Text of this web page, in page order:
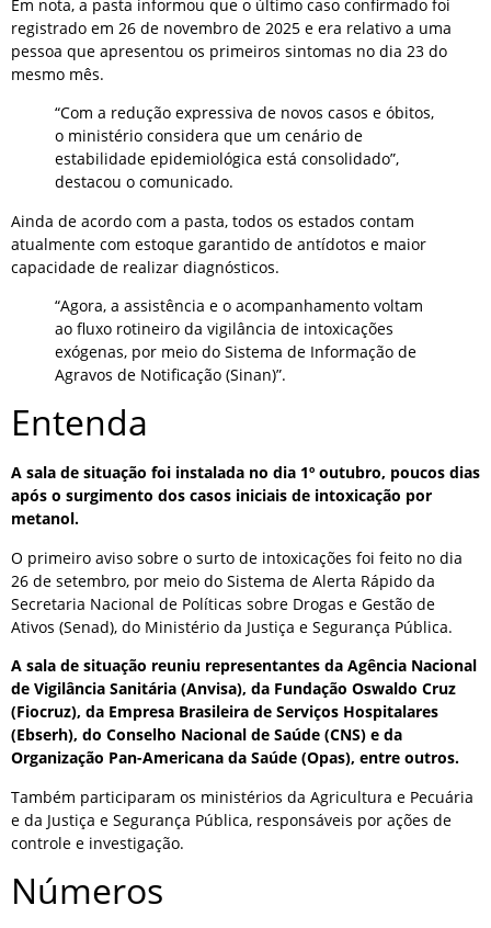
Em nota, a pasta informou que o último caso confirmado foi
registrado em 26 de novembro de 2025 e era relativo a uma
pessoa que apresentou os primeiros sintomas no dia 23 do
mesmo mês.
“Com a redução expressiva de novos casos e óbitos,
o ministério considera que um cenário de
estabilidade epidemiológica está consolidado”,
destacou o comunicado.
Ainda de acordo com a pasta, todos os estados contam
atualmente com estoque garantido de antídotos e maior
capacidade de realizar diagnósticos.
“Agora, a assistência e o acompanhamento voltam
ao fluxo rotineiro da vigilância de intoxicações
exógenas, por meio do Sistema de Informação de
Agravos de Notificação (Sinan)”.
Entenda
A sala de situação foi instalada no dia 1º outubro, poucos dias
após o surgimento dos casos iniciais de intoxicação por
metanol.
O primeiro aviso sobre o surto de intoxicações foi feito no dia
26 de setembro, por meio do Sistema de Alerta Rápido da
Secretaria Nacional de Políticas sobre Drogas e Gestão de
Ativos (Senad), do Ministério da Justiça e Segurança Pública.
A sala de situação reuniu representantes da Agência Nacional
de Vigilância Sanitária (Anvisa), da Fundação Oswaldo Cruz
(Fiocruz), da Empresa Brasileira de Serviços Hospitalares
(Ebserh), do Conselho Nacional de Saúde (CNS) e da
Organização Pan-Americana da Saúde (Opas), entre outros.
Também participaram os ministérios da Agricultura e Pecuária
e da Justiça e Segurança Pública, responsáveis por ações de
controle e investigação.
Números